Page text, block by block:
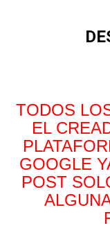
TODOS
EL
GOOGLE
POST